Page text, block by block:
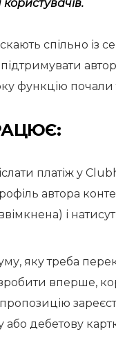
спільно із
функцію почали
платіж у
автора
і
яку треба
вперше,
або дебетову